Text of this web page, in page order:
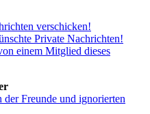
verschicken!
Private Nachrichten!
einem Mitglied dieses
Freunde und ignorierten